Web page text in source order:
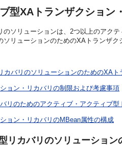
型XAトランザクション
のソリューションは、2つ以上のアク
ソリューションのためのXAトランザ
カバリのソリューションのためのXA
ョン・リカバリの制限および考慮事項
リのためのアクティブ・アクティブ型
ョン・リカバリのMBean属性の構成
リカバリのソリューショ